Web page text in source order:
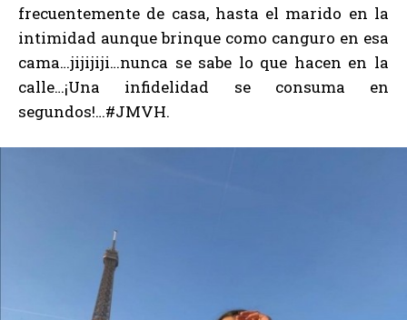
frecuentemente de casa, hasta el marido en la
intimidad aunque brinque como canguro en esa
cama…jijijiji…nunca se sabe lo que hacen en la
calle…¡Una infidelidad se consuma en
segundos!…#JMVH.